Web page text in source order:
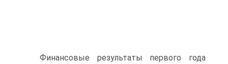
Финансовые результаты первого года